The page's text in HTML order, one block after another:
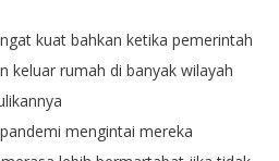
kuat bahkan ketika pemerintah
keluar rumah di banyak wilayah
pandemi mengintai mereka